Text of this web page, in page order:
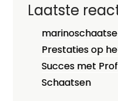
Laatste
Prestaties op
Succes met
Schaatsen